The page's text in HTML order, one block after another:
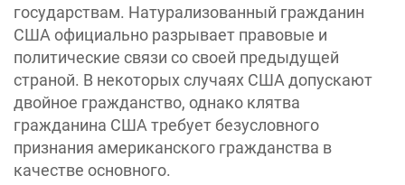
государствам. Натурализованный гражданин
США официально разрывает правовые и
политические связи со своей предыдущей
страной. В некоторых случаях США допускают
двойное гражданство, однако клятва
гражданина США требует безусловного
признания американского гражданства в
качестве основного.